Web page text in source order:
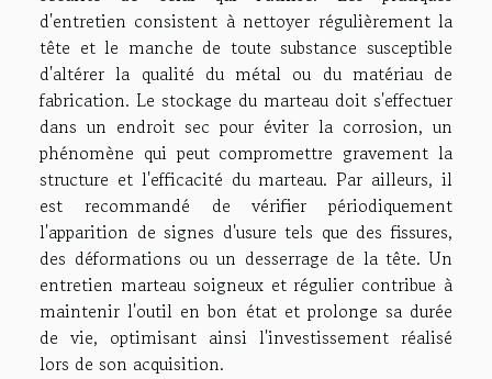
d'entretien consistent à nettoyer régulièrement la
tête et le manche de toute substance susceptible
d'altérer la qualité du métal ou du matériau de
fabrication. Le stockage du marteau doit s'effectuer
dans un endroit sec pour éviter la corrosion, un
phénomène qui peut compromettre gravement la
structure et l'efficacité du marteau. Par ailleurs, il
est recommandé de vérifier périodiquement
l'apparition de signes d'usure tels que des fissures,
des déformations ou un desserrage de la tête. Un
entretien marteau soigneux et régulier contribue à
maintenir l'outil en bon état et prolonge sa durée
de vie, optimisant ainsi l'investissement réalisé
lors de son acquisition.